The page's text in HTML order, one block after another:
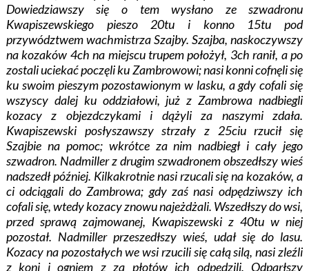
Dowiedziawszy się o tem wysłano ze szwadronu
Kwapiszewskiego pieszo 20tu i konno 15tu pod
przywództwem wachmistrza Szajby. Szajba, naskoczywszy
na kozaków 4ch na miejscu trupem położył, 3ch ranił, a po
zostali uciekać poczęli ku Zambrowowi; nasi konni cofnęli się
ku swoim pieszym pozostawionym w lasku, a gdy cofali się
wszyscy dalej ku oddziałowi, już z Zambrowa nadbiegli
kozacy z objezdczykami i dążyli za naszymi zdała.
Kwapiszewski posłyszawszy strzały z 25ciu rzucił się
Szajbie na pomoc; wkrótce za nim nadbiegł i cały jego
szwadron. Nadmiller z drugim szwadronem obszedłszy wieś
nadszedł później. Kilkakrotnie nasi rzucali się na kozaków, a
ci odciągali do Zambrowa; gdy zaś nasi odpędziwszy ich
cofali się, wtedy kozacy znowu najeżdżali. Wszedłszy do wsi,
przed sprawą zajmowanej, Kwapiszewski z 40tu w niej
pozostał. Nadmiller przeszedłszy wieś, udał się do lasu.
Kozacy na pozostałych we wsi rzucili się całą silą, nasi zleźli
z koni i ogniem z za płotów ich odpędzili. Odparłszy